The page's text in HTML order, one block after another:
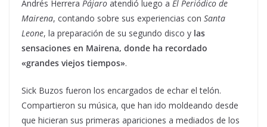
Andrés Herrera Pájaro atendió luego a El Periódico de
Mairena, contando sobre sus experiencias con Santa
Leone, la preparación de su segundo disco y las
sensaciones en Mairena, donde ha recordado
«grandes viejos tiempos».
Sick Buzos fueron los encargados de echar el telón.
Compartieron su música, que han ido moldeando desde
que hicieran sus primeras apariciones a mediados de los